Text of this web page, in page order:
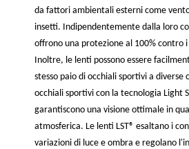
da fattori ambientali esterni come
insetti. Indipendentemente dalla loro
offrono una protezione al 100% contro i
Inoltre, le lenti possono essere
stesso paio di occhiali sportivi a diverse
occhiali sportivi con la tecnologia Light
garantiscono una visione ottimale in
atmosferica. Le lenti LST® esaltano i
variazioni di luce e ombra e regolano